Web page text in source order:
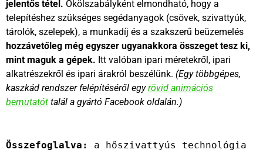
jelentős tétel. Ökölszabályként elmondható, hogy a
telepítéshez szükséges segédanyagok (csövek, szivattyúk,
tárolók, szelepek), a munkadíj és a szakszerű beüzemelés
hozzávetőleg még egyszer ugyanakkora összeget tesz ki,
mint maguk a gépek. Itt valóban ipari méretekről, ipari
alkatrészekről és ipari árakról beszélünk. (Egy többgépes,
kaszkád rendszer felépítéséről egyrövid animációs
bemutatót talál a gyártó Facebook oldalán.)
Összefoglalva:
a hőszivattyús technológia